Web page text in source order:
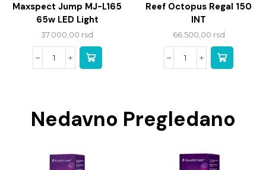
Maxspect Jump MJ-L165
65w LED Light
37.000,00 rsd
Reef Octopus Regal 150
INT
66.500,00 rsd
Nedavno Pregledano